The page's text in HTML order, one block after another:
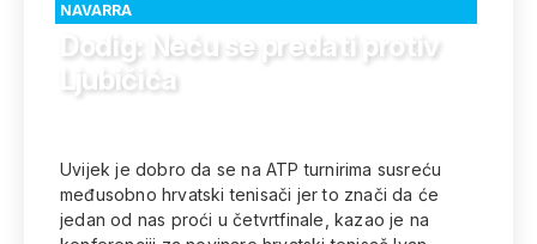
NAVARRA
Dodig: Neću se predati protiv
Ljubičića
Uvijek je dobro da se na ATP turnirima susreću
međusobno hrvatski tenisači jer to znači da će
jedan od nas proći u četvrtfinale, kazao je na